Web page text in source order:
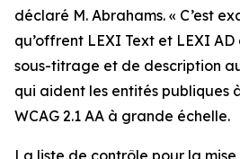
déclaré M. Abrahams. « C’est
qu’offrent LEXI Text et LEXI
sous-titrage et de description
qui aident les entités publiques
WCAG 2.1 AA à grande échelle.
La liste de contrôle pour la